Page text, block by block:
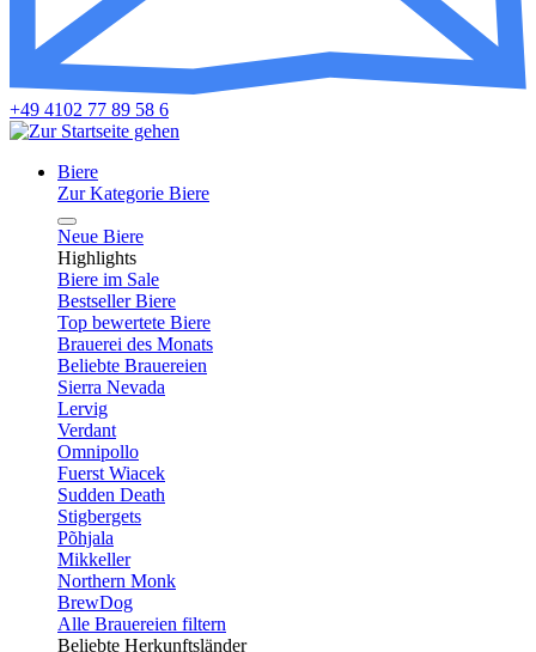
+49 4102 77 89 58 6
Biere
Zur Kategorie Biere
Neue Biere
Highlights
Biere im Sale
Bestseller Biere
Top bewertete Biere
Brauerei des Monats
Beliebte Brauereien
Sierra Nevada
Lervig
Verdant
Omnipollo
Fuerst Wiacek
Sudden Death
Stigbergets
Põhjala
Mikkeller
Northern Monk
BrewDog
Alle Brauereien filtern
Beliebte Herkunftsländer